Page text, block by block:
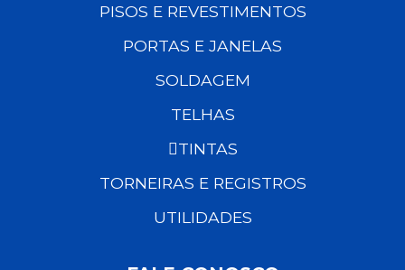
PISOS E REVESTIMENTOS
PORTAS E JANELAS
SOLDAGEM
TELHAS
TINTAS
TORNEIRAS E REGISTROS
UTILIDADES